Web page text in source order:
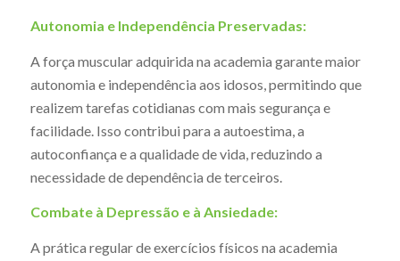
Autonomia e Independência Preservadas:
A força muscular adquirida na academia garante maior
autonomia e independência aos idosos, permitindo que
realizem tarefas cotidianas com mais segurança e
facilidade. Isso contribui para a autoestima, a
autoconfiança e a qualidade de vida, reduzindo a
necessidade de dependência de terceiros.
Combate à Depressão e à Ansiedade:
A prática regular de exercícios físicos na academia